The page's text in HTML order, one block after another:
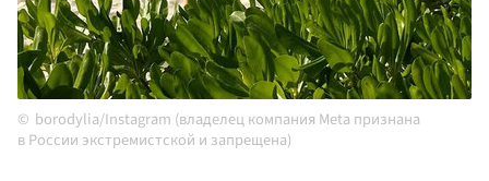
borodylia/Instagram (владелец компания Meta признана
в России экстремистской и запрещена)